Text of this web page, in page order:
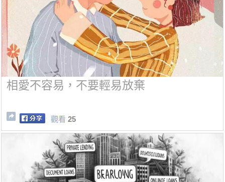
相愛不容易，不要輕易放棄
觀看 25